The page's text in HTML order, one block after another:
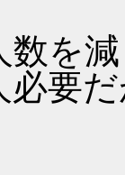
を
必要